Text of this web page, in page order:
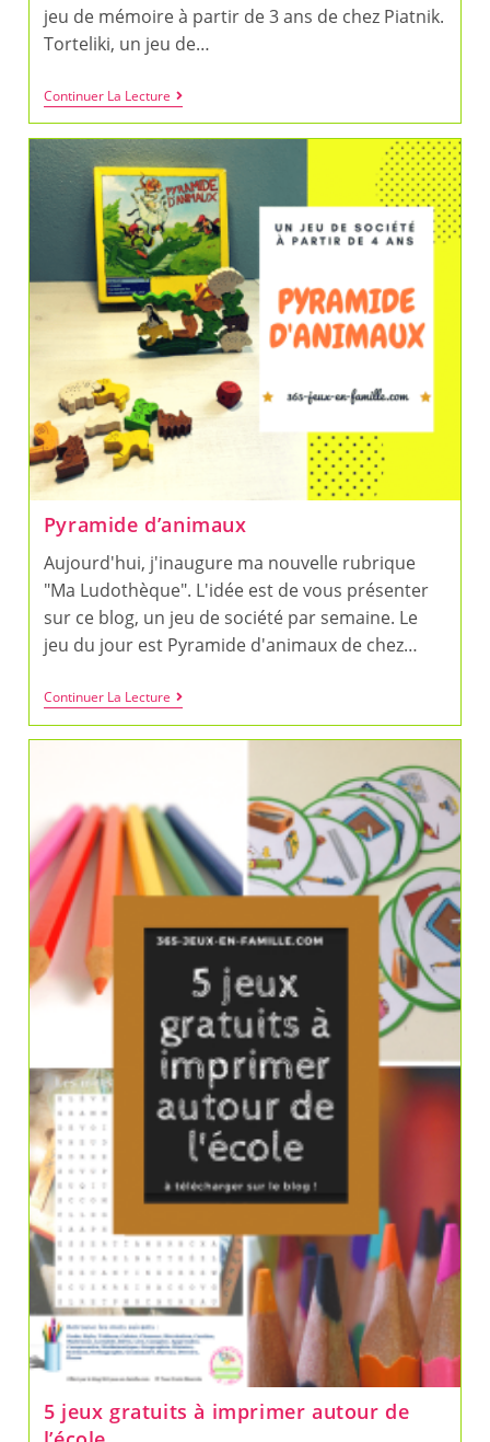
jeu de mémoire à partir de 3 ans de chez Piatnik.
Torteliki, un jeu de…
Continuer La LectureTorteliki
Un
Jeu
De
Mémoire
À
Partir
De
3
Ans
Pyramide d’animaux
Aujourd'hui, j'inaugure ma nouvelle rubrique
"Ma Ludothèque". L'idée est de vous présenter
sur ce blog, un jeu de société par semaine. Le
jeu du jour est Pyramide d'animaux de chez…
Continuer La LecturePyramide
D’animaux
5 jeux gratuits à imprimer autour de